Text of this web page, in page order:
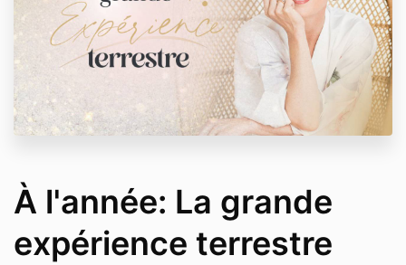
À l'année: La grande
expérience terrestre